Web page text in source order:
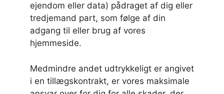
ejendom eller data) pådraget af dig eller
tredjemand part, som følge af din
adgang til eller brug af vores
hjemmeside.
Medmindre andet udtrykkeligt er angivet
i en tillægskontrakt, er vores maksimale